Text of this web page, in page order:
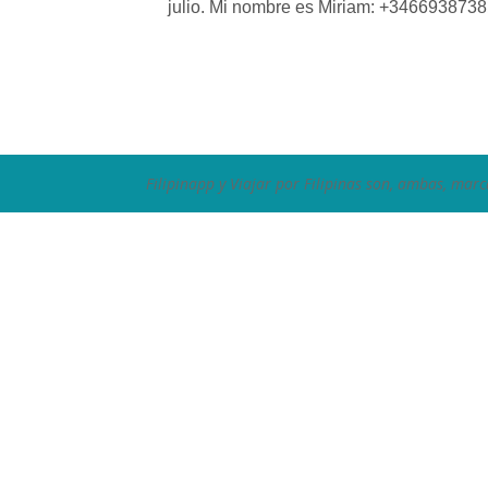
julio. Mi nombre es Miriam:
Filipinapp y Viajar por Filipinas son, ambas,